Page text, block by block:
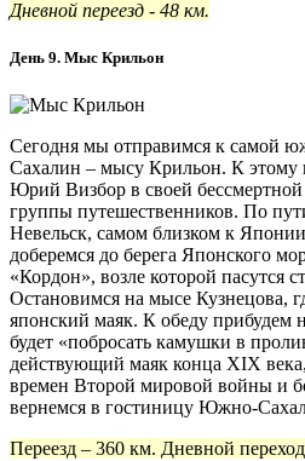
Дневной переезд - 48 км.
День 9. Мыс Крильон
Сегодня мы отправимся к самой
Сахалин – мысу Крильон. К этому
Юрий Визбор в своей
группы путешественников. По
Невельск, самом близком к
доберемся до берега Японского
«Кордон», возле которой пасутся
Остановимся на мысе Кузнецова,
японский маяк. К обеду
будет «побросать камушки в
действующий маяк конца XIX
времен Второй мировой войны и
вернемся в гостиницу Южно-
Переезд – 360 км. Дневной